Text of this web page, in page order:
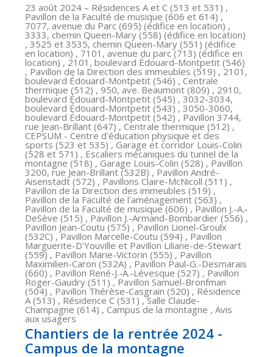
23 août 2024 – Résidences A et C (513 et 531) ,
Pavillon de la Faculté de musique (606 et 614) ,
7077, avenue du Parc (695) (édifice en location) ,
3333, chemin Queen-Mary (558) (édifice en location)
, 3525 et 3535, chemin Queen-Mary (551) (édifice
en location) , 7101, avenue du parc (713) (édifice en
location) , 2101, boulevard Édouard-Montpetit (546)
, Pavillon de la Direction des immeubles (519) , 2101,
boulevard Édouard-Montpetit (546) , Centrale
thermique (512) , 950, ave. Beaumont (809) , 2910,
boulevard Édouard-Montpetit (545) , 3032-3034,
boulevard Édouard-Montpetit (543) , 3050-3060,
boulevard Édouard-Montpetit (542) , Pavillon 3744,
rue Jean-Brillant (647) , Centrale thermique (512) ,
CEPSUM - Centre d'éducation physique et des
sports (523 et 535) , Garage et corridor Louis-Colin
(528 et 571) , Escaliers mécaniques du tunnel de la
montagne (518) , Garage Louis-Colin (528) , Pavillon
3200, rue Jean-Brillant (532B) , Pavillon André-
Aisenstadt (572) , Pavillons Claire-McNicoll (511) ,
Pavillon de la Direction des immeubles (519) ,
Pavillon de la Faculté de l'aménagement (563) ,
Pavillon de la Faculté de musique (606) , Pavillon J.-A.-
DeSève (515) , Pavillon J.-Armand-Bombardier (556) ,
Pavillon Jean-Coutu (575) , Pavillon Lionel-Groulx
(532C) , Pavillon Marcelle-Coutu (594) , Pavillon
Marguerite-D'Youville et Pavillon Liliane-de-Stewart
(559) , Pavillon Marie-Victorin (555) , Pavillon
Maximilien-Caron (532A) , Pavillon Paul-G.-Desmarais
(660) , Pavillon René-J.-A.-Lévesque (527) , Pavillon
Roger-Gaudry (511) , Pavillon Samuel-Bronfman
(504) , Pavillon Thérèse-Casgrain (520) , Résidence
A (513) , Résidence C (531) , Salle Claude-
Champagne (614) , Campus de la montagne , Avis
aux usagers
Chantiers de la rentrée 2024 -
Campus de la montagne